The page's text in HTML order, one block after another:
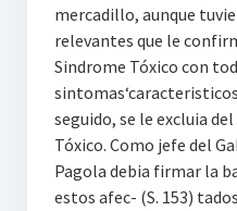
mercadillo, aunque
relevantes que le
Sindrome Tóxico con
seguido, se le excluia
Tóxico. Como jefe del
Pagola debia firmar la
estos afec- (S. 153)